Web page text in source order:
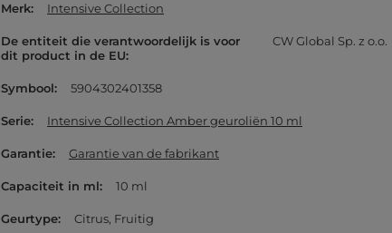
Merk Intensive Collection
De entiteit die verantwoordelijk is voor
dit product in de EU
CW Global Sp. z o.o.
Symbool 5904302401358
Serie Intensive Collection Amber geuroliën 10 ml
Garantie Garantie van de fabrikant
Capaciteit in ml 10 ml
Geurtype Citrus Fruitig